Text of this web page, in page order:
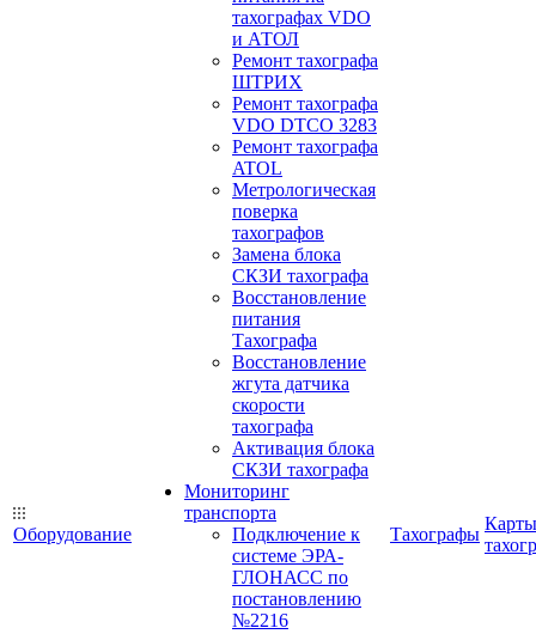
Оборудование
тахографах VDO
и АТОЛ
Ремонт тахографа
ШТРИХ
Ремонт тахографа
VDO DTCO 3283
Ремонт тахографа
ATOL
Метрологическая
поверка
тахографов
Замена блока
СКЗИ тахографа
Восстановление
питания
Тахографа
Восстановление
жгута датчика
скорости
тахографа
Активация блока
СКЗИ тахографа
Мониторинг
транспорта
Подключение к
системе ЭРА-
ГЛОНАСС по
постановлению
№2216
Тахографы
Карты